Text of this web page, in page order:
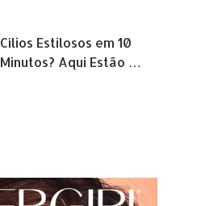
Cílios Estilosos em 10
Minutos? Aqui Estão …